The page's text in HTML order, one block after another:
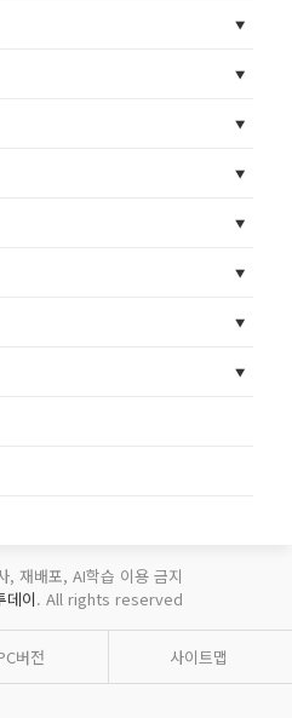
, 재배포, AI학습 이용 금지
데이. All rights reserved
버전 사이트맵